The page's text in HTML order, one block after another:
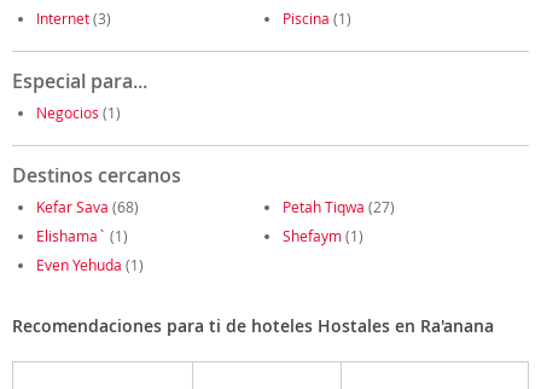
Internet(3) Piscina (1)
Especial para...
Negocios (1)
Destinos cercanos
Kefar Sava (68) Petah Tiqwa (27)
Elishama` (1) Shefaym(1)
Even Yehuda (1)
Recomendaciones para ti de hoteles Hostales en Ra'anana